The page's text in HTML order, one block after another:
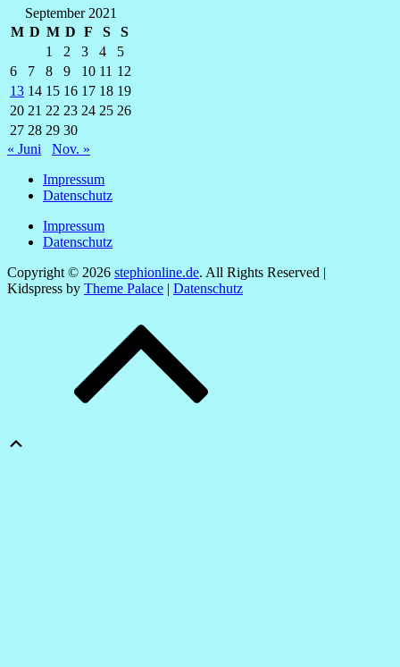
September 2021
M D M D F S
S
1
2 3 4
5
6
7 8 9 10 11 12
13 14 15 16 17 18 19
20 21 22 23 24 25 26
27 28 29 30
« Juni
Nov. »
Impressum
Datenschutz
Impressum
Datenschutz
Copyright © 2026 stephionline.de. All Rights Reserved |
Kidspress by Theme Palace | Datenschutz